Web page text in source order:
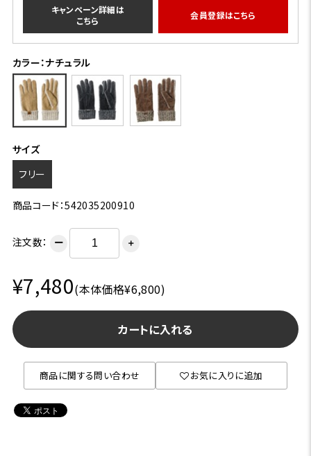
キャンペーン詳細は
こちら
会員登録はこちら
カラー：ナチュラル
サイズ
フリー
商品コード：542035200910
注文数： ー ＋
¥7,480(本体価格¥6,800)
カートに入れる
商品に関する問い合わせ お気に入りに追加